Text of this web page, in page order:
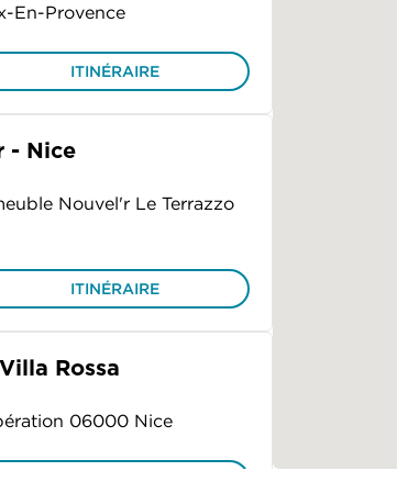
En-Provence
ITINÉRAIRE
- Nice
Nouvel'r Le Terrazzo
ITINÉRAIRE
Rossa
06000 Nice